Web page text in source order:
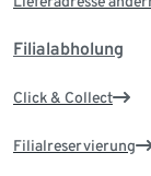
Filialabholung
Click & Collect
Filialreservierung